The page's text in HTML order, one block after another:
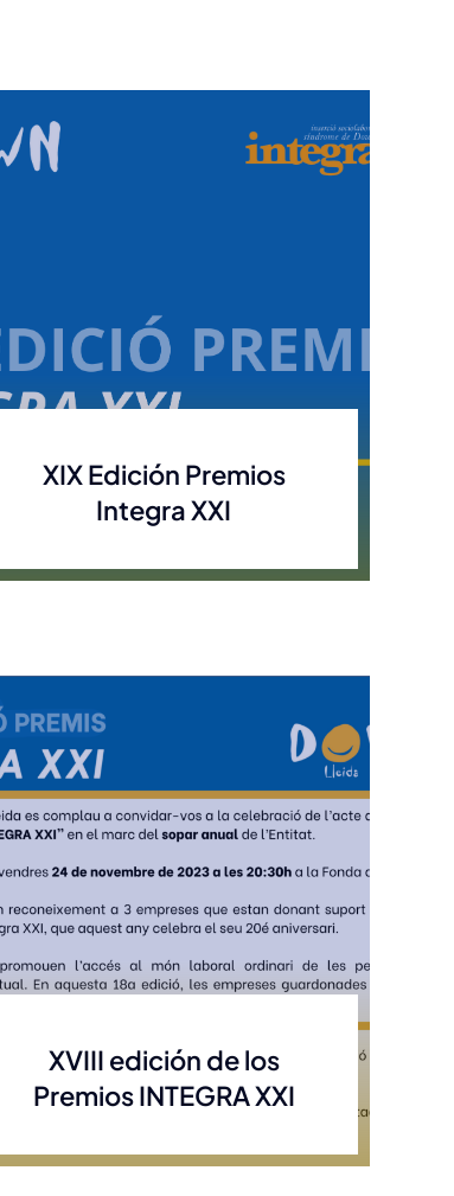
XIX Edición Premios
Integra XXI
XVIII edición de los
Premios INTEGRA XXI